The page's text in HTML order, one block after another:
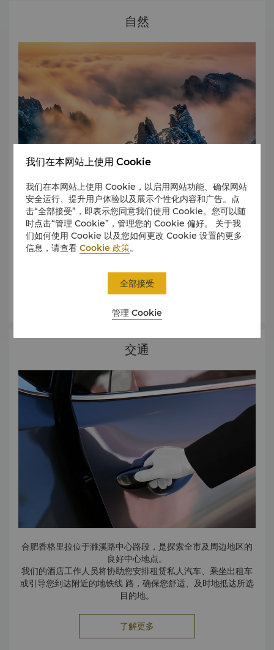
自然
巢湖
巢湖位于安徽省的中心地带，因其形似鸟巢而得名，是中国五
大淡水湖之一，集水范围包括柘皋河、南淝河、丰乐河、杭埠
河以及兆河，地表面积为800平方米。
紫蓬山国家森林公园及省级风景名胜区位于合肥西南部的肥西
县，著名景点有西麓寺的五百罗汉塑像及茂密的森林瑞鸟栖
三河古镇
代文物”包括河流与桥梁、环水村庄、街道、房屋、茶馆、寺庙
和战场，见证了合肥的2500年历史。
该联合国教科文组织世界遗产一直都是几百年来中国艺术家和
作家的灵感源泉，也是中国主要旅游目的地之一。黄山山脉因
其迷人的落日景观和奇山异石的花岗岩山峰而闻名，其山脉莲
九华山位于安徽省青阳县，海拔1342米，是中国佛教四大名
山，因其丰富的自然景观和古老的寺庙而闻名。
了解更多
交通
合肥香格里拉位于濉溪路中心路段，是探索全市及周边地区的
良好中心地点。
我们的酒店工作人员将协助您安排租赁私人汽车、乘坐出租车
或引导您到达附近的地铁线 路，确保您舒适、及时地抵达所选
目的地。
了解更多
我们在本网站上使用 Cookie
我们在本网站上使用 Cookie，以启用网站功能、确保网站
安全运行、提升用户体验以及展示个性化内容和广告。点
击“全部接受”，即表示您同意我们使用 Cookie。您可以随
时点击“管理 Cookie”，管理您的 Cookie 偏好。 关于我
们如何使用 Cookie 以及您如何更改 Cookie 设置的更多
信息，请查看Cookie 政策。
管理 Cookie
全部接受